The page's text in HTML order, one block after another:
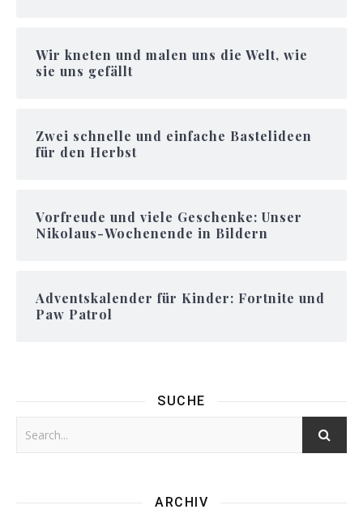
Wir kneten und malen uns die Welt, wie
sie uns gefällt
Zwei schnelle und einfache Bastelideen
für den Herbst
Vorfreude und viele Geschenke: Unser
Nikolaus-Wochenende in Bildern
Adventskalender für Kinder: Fortnite und
Paw Patrol
SUCHE
ARCHIV